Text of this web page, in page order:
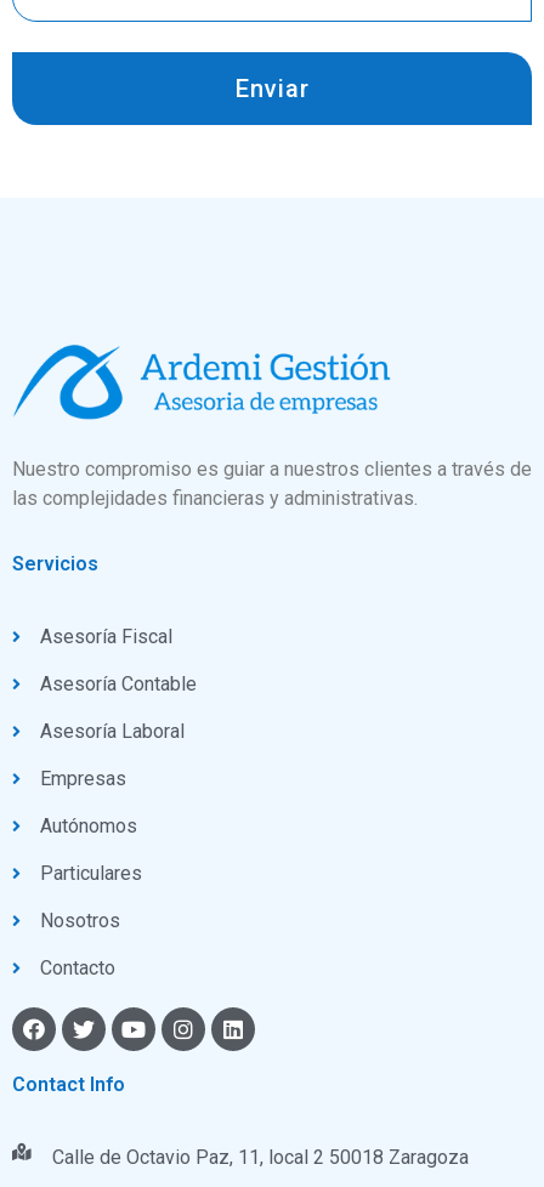
Enviar
Nuestro compromiso es guiar a nuestros clientes a través de
las complejidades financieras y administrativas.
Servicios
Asesoría Fiscal
Asesoría Contable
Asesoría Laboral
Empresas
Autónomos
Particulares
Nosotros
Contacto
Contact Info
Calle de Octavio Paz, 11, local 2 50018 Zaragoza